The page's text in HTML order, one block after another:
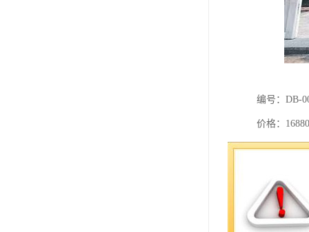
编号：DB-
价格：
位置：北六
：双龙夺宝
描述：清晨